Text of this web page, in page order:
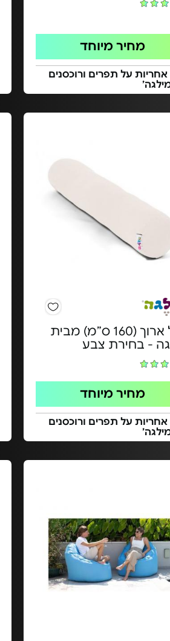
מחיר מיוחד
על תפרים ורוכסנים
גליל ארוך (160 ס”מ) מבית
- בחירת צבע
מחיר מיוחד
על תפרים ורוכסנים